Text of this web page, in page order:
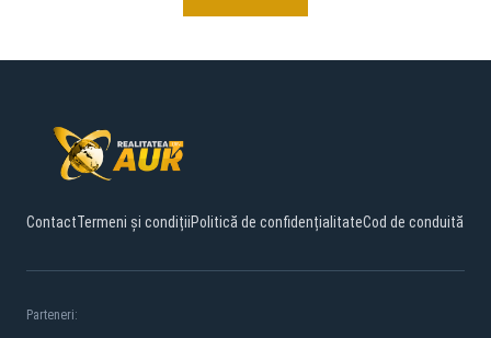
ContactTermeni și condițiiPolitică de confidențialitateCod de conduită
Parteneri: